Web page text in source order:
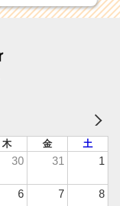
木 金 土
30 31 1
6 7 8